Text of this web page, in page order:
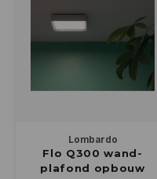
Lombardo
Flo Q300 wand-
plafond opbouw